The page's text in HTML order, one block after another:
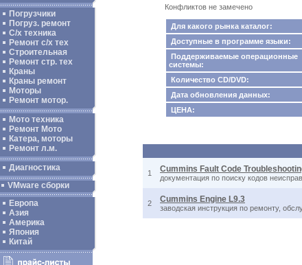
Погрузчики
Погруз. ремонт
С/х техника
Ремонт с/х тех
Строительная
Ремонт стр. тех
Краны
Краны ремонт
Моторы
Ремонт мотор.
Мото техника
Ремонт Мото
Катера, моторы
Ремонт л.м.
Диагностика
VMware сборки
Европа
Азия
Америка
Япония
Китай
Конфликтов не замечено
Для какого рынка каталог:
Доступные в программе языки:
Поддерживаемые операционные
системы:
Количество CD/DVD:
Дата обновления данных:
ЦЕНА:
1 Cummins Fault Code
документация по поиску кодов
2 Cummins Engine L9.3
заводская инструкция по ремонту,